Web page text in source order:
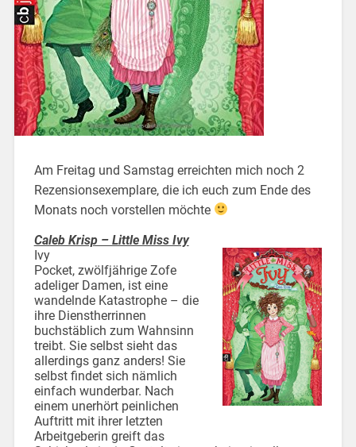
Am Freitag und Samstag erreichten mich noch 2
Rezensionsexemplare, die ich euch zum Ende des
Monats noch vorstellen möchte
Caleb Krisp – Little Miss Ivy
Ivy
Pocket, zwölfjährige Zofe
adeliger Damen, ist eine
wandelnde Katastrophe – die
ihre Dienstherrinnen
buchstäblich zum Wahnsinn
treibt. Sie selbst sieht das
allerdings ganz anders! Sie
selbst findet sich nämlich
einfach wunderbar. Nach
einem unerhört peinlichen
Auftritt mit ihrer letzten
Arbeitgeberin greift das